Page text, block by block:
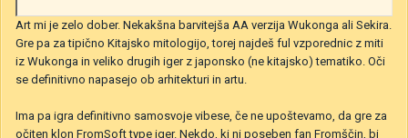
Art mi je zelo dober. Nekakšna barvitejša AA verzija Wukonga ali Sekira.
Gre pa za tipično Kitajsko mitologijo, torej najdeš ful vzporednic z miti
iz Wukonga in veliko drugih iger z japonsko (ne kitajsko) tematiko. Oči
se definitivno napasejo ob arhitekturi in artu.
Ima pa igra definitivno samosvoje vibese, če ne upoštevamo, da gre za
očiten klon FromSoft type iger. Nekdo, ki ni poseben fan Fromščin, bi